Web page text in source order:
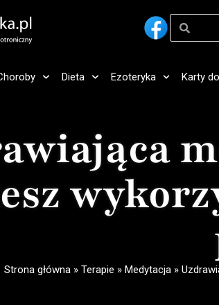
Dieta Ezoteryka Karty
Strona główna » Terapie » Medytacja »